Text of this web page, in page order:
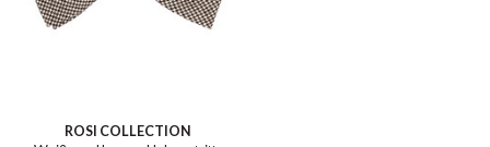
ROSI COLLECTION